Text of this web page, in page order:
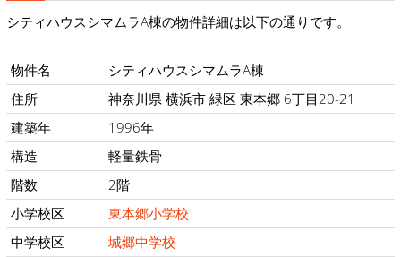
シティハウスシマムラA棟の物件詳細は以下の通りです。
物件名
シティハウスシマムラA棟
住所
神奈川県 横浜市 緑区 東本郷 6丁目20-21
建築年
1996年
構造
軽量鉄骨
階数
2階
小学校区
東本郷小学校
中学校区
城郷中学校